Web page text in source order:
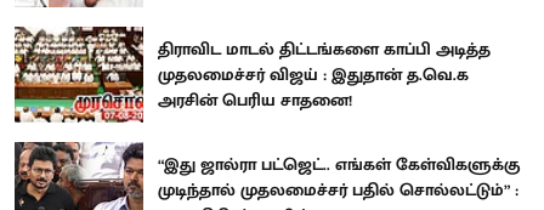
திராவிட மாடல் திட்டங்களை காப்பி அடித்த
முதலமைச்சர் விஜய் : இதுதான் த.வெ.க
அரசின் பெரிய சாதனை!
“இது ஜால்ரா பட்ஜெட்.. எங்கள் கேள்விகளுக்கு
முடிந்தால் முதலமைச்சர் பதில் சொல்லட்டும்” :